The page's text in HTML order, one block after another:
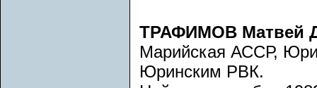
ТРАФИМОВ Матвей
Марийская АССР,
Юринским РВК.